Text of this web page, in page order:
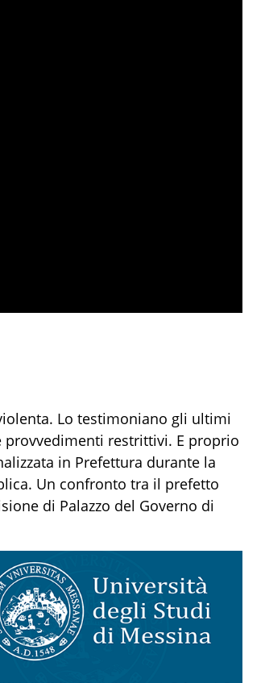
Lo testimoniano gli ultimi
restrittivi. E proprio
in Prefettura durante la
Un confronto tra il prefetto
di Palazzo del Governo di